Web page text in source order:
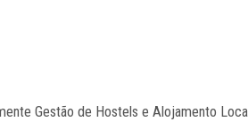
Gestão de Hostels e Alojamento